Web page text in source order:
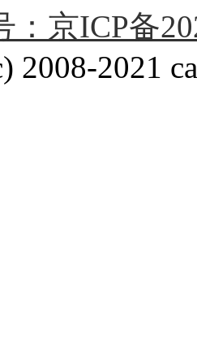
：京ICP备
2008-2021